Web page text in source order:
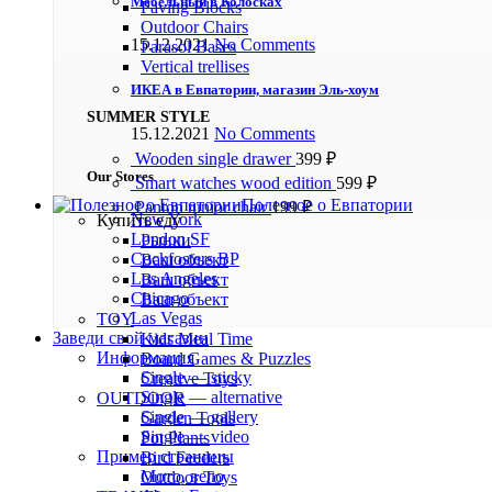
15.12.2021 No Comments
ИКЕА в Евпатории, магазин Эль-хоум
15.12.2021 No Comments
Our Stores
New York
London SF
Cockfosters BP
Los Angeles
Chicago
Las Vegas
Заведи свой магазин
Информация
Single — sticky
Single — alternative
Single — gallery
Single — video
Пример страницы
Мото, вело
Paving Blocks
Outdoor Chairs
Parasol Bases
Vertical trellises
SUMMER STYLE
Wooden single drawer399 ₽
Smart watches wood edition 599 ₽
Panton tunior chair199₽
Полезное о Евпатории
Купить еду
Рынки
Ваш объект
Ваш объект
Ваш объект
TOY
Kids Meal Time
Board Games & Puzzles
Creative Toys
OUTDOOR
Garden Tools
Pot Plants
Bird Feeders
Outdoor Toys